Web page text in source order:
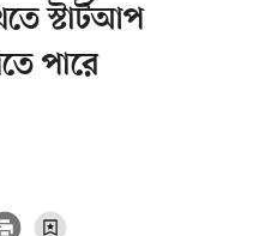
স্টার্টআপ
পারে